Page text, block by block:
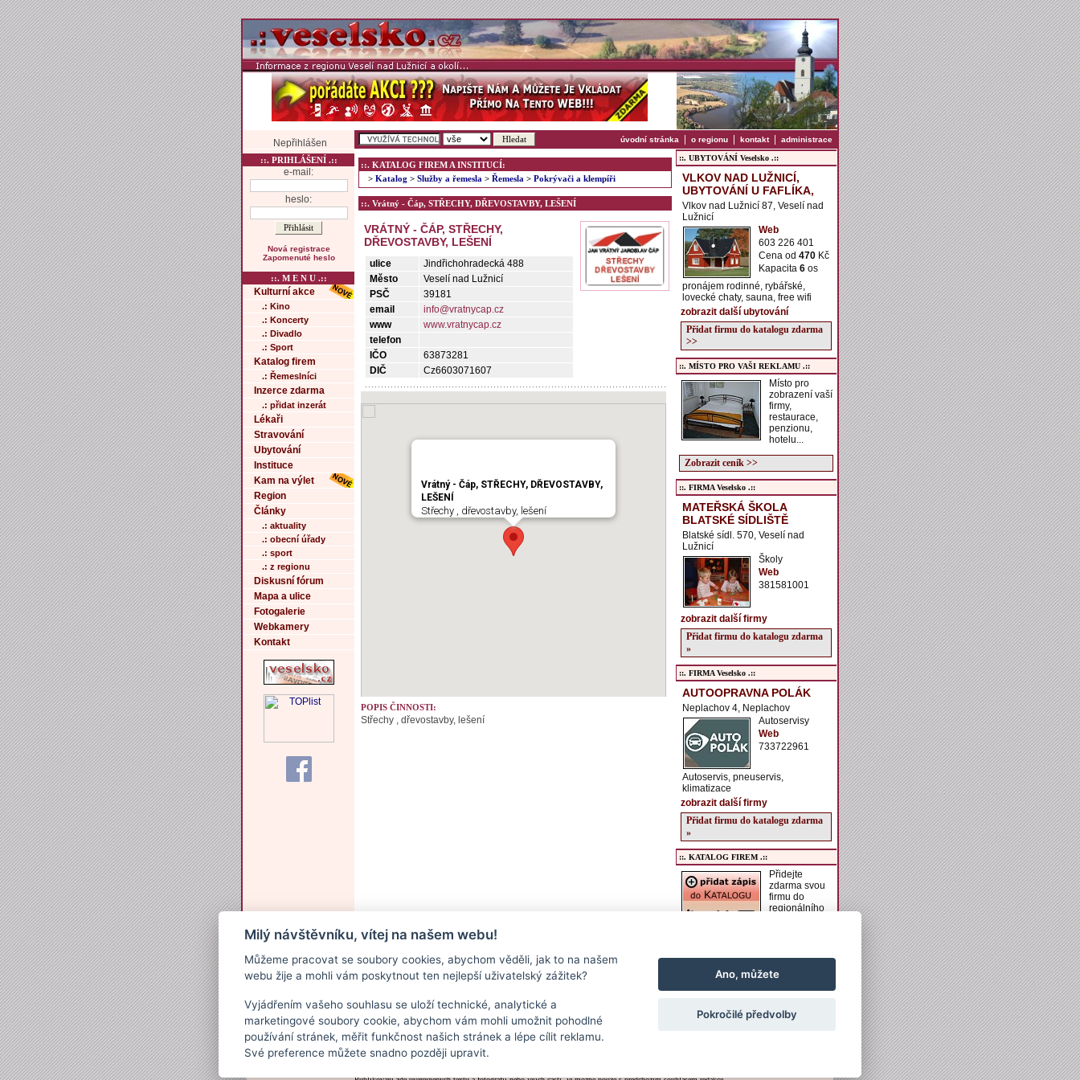
Nepřihlášen úvodní stránka | o regionu | kontakt| administrace
::. PRIHLÁŠENÍ .::
e-mail:
heslo:
Nová registrace
Zapomenuté heslo
::. M E N U .::
Kulturní akce
.: Kino
.: Koncerty
.: Divadlo
.: Sport
Katalog firem
.: Řemeslníci
Inzerce zdarma
.: přidat inzerát
Lékaři
Stravování
Ubytování
Instituce
Kam na výlet
Region
Články
.: aktuality
.: obecní úřady
.: sport
.: z regionu
Diskusní fórum
Mapa a ulice
Fotogalerie
Webkamery
Kontakt
::. KATALOG FIREM A INSTITUCÍ:
> Katalog > Služby a řemesla > Řemesla > Pokrývači a klempíři
::. Vrátný - Čáp, STŘECHY, DŘEVOSTAVBY, LEŠENÍ
VRÁTNÝ - ČÁP, STŘECHY,
DŘEVOSTAVBY, LEŠENÍ
ulice
Jindřichohradecká 488
Město
Veselí nad Lužnicí
PSČ
39181
email
info@vratnycap.cz
www
www.vratnycap.cz
telefon
IČO
63873281
DIČ
Cz6603071607
Vrátný - Čáp, STŘECHY, DŘEVOSTAVBY,
LEŠENÍ
Střechy , dřevostavby, lešení
POPIS ČINNOSTI:
Střechy , dřevostavby, lešení
::. UBYTOVÁNÍ Veselsko .::
VLKOV NAD LUŽNICÍ,
UBYTOVÁNÍ U FAFLÍKA,
Vlkov nad Lužnicí 87, Veselí nad
Lužnicí
Web
603 226 401
Cena od 470 Kč
Kapacita 6 os
pronájem rodinné, rybářské,
lovecké chaty, sauna, free wifi
zobrazit další ubytování
Přidat firmu do katalogu zdarma
>>
::. MÍSTO PRO VAŠI REKLAMU .::
Místo pro
zobrazení vaší
firmy,
restaurace,
penzionu,
hotelu...
Zobrazit ceník >>
::. FIRMA Veselsko .::
MATEŘSKÁ ŠKOLA
BLATSKÉ SÍDLIŠTĚ
Blatské sídl. 570, Veselí nad
Lužnicí
Školy
Web
381581001
zobrazit další firmy
Přidat firmu do katalogu zdarma
»
::. FIRMA Veselsko .::
AUTOOPRAVNA POLÁK
Neplachov 4, Neplachov
Autoservisy
Web
733722961
Autoservis, pneuservis,
klimatizace
zobrazit další firmy
Přidat firmu do katalogu zdarma
»
::. KATALOG FIREM .::
Přidejte
zdarma svou
firmu do
regionálního
regionu, vkládání obrázků a
Přidat firmu do katalogu zdarma
Kontakt
Milý návštěvníku, vítej na našem webu!
Můžeme pracovat se soubory cookies, abychom věděli, jak to na našem
webu žije a mohli vám poskytnout ten nejlepší uživatelský zážitek?
Vyjádřením vašeho souhlasu se uloží technické, analytické a
marketingové soubory cookie, abychom vám mohli umožnit pohodlné
používání stránek, měřit funkčnost našich stránek a lépe cílit reklamu.
Své preference můžete snadno později upravit.
Ano, můžete
Pokročilé předvolby